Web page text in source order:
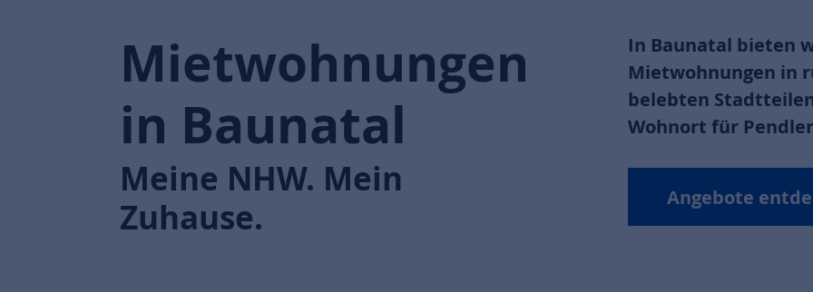
Mietwohnungen
in Baunatal
Meine NHW. Mein
Zuhause.
In Baunatal bieten
Mietwohnungen in
belebten
Wohnort für
Angebote